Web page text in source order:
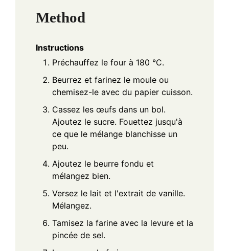
Method
Instructions
Préchauffez le four à 180 °C.
Beurrez et farinez le moule ou
chemisez-le avec du papier cuisson.
Cassez les œufs dans un bol.
Ajoutez le sucre. Fouettez jusqu'à
ce que le mélange blanchisse un
peu.
Ajoutez le beurre fondu et
mélangez bien.
Versez le lait et l'extrait de vanille.
Mélangez.
Tamisez la farine avec la levure et la
pincée de sel.